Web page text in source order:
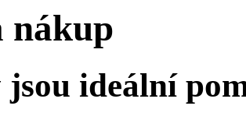
nákup
jsou ideální